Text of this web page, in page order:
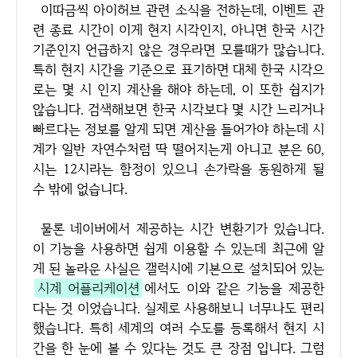
이따금씩 아이허브 관련 소식을 전하는데, 이벤트 관
련 종료 시간이 이게 현지 시각인지, 아니면 한국 시간
기준인지 언급하지 않은 경우라면 모를때가 많습니다.
특히 현지 시간을 기준으로 표기하면 대체 한국 시각으
로는 몇 시 인지 계산을 해야 하는데, 이 또한 쉽지가
않습니다. 검색해보면 한국 시각보다 몇 시간 느리거나
빠르다는 정보를 알게 되면 계산을 들어가야 하는데 시
계가 일반 자연수처럼 딱 떨어지는게 아니고 분은 60,
시는 12시라는 함정이 있으니 손가락을 동원하게 될
수 밖에 없습니다.
물론 네이버에서 제공하는 시간 변환기가 있습니다.
이 기능을 사용하면 쉽게 이용할 수 있는데 최근에 알
게 된 놀라운 사실은 갤럭시에 기본으로 설치되어 있는
시계 어플리케이션 에서도 이와 같은 기능을 제공한
다는 것 이었습니다. 실제로 사용해보니 너무나도 편리
했습니다. 특히 세계의 여러 수도를 등록해서 현지 시
간을 한 눈에 볼 수 있다는 것도 큰 장점 입니다. 그럼